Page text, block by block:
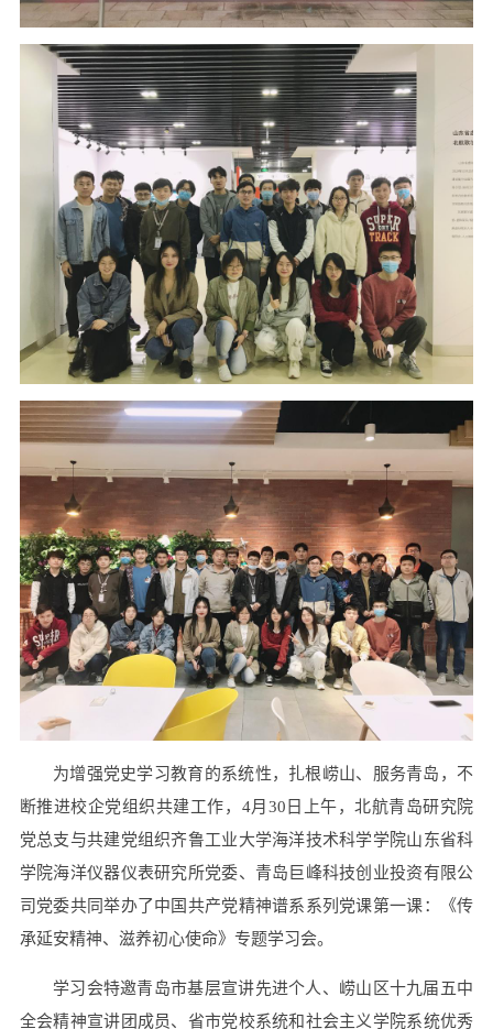
为增强党史学习教育的系统性，扎根崂山、服务青岛，不
断推进校企党组织共建工作，4月30日上午，北航青岛研究院
党总支与共建党组织齐鲁工业大学海洋技术科学学院山东省科
学院海洋仪器仪表研究所党委、青岛巨峰科技创业投资有限公
司党委共同举办了中国共产党精神谱系系列党课第一课：《传
承延安精神、滋养初心使命》专题学习会。
学习会特邀青岛市基层宣讲先进个人、崂山区十九届五中
全会精神宣讲团成员、省市党校系统和社会主义学院系统优秀